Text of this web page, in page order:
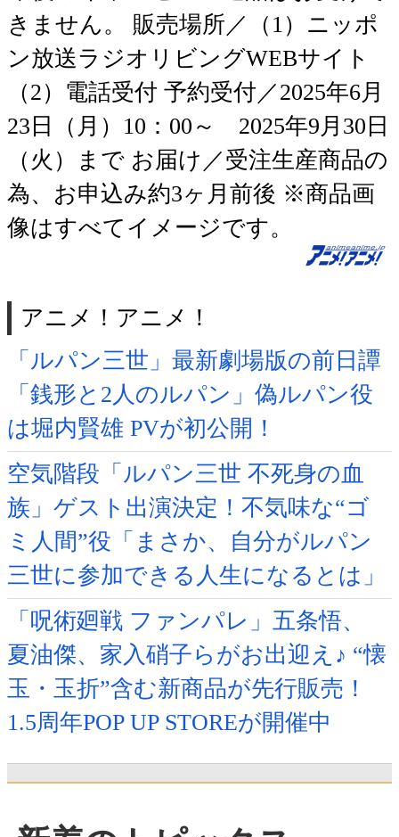
きません。 販売場所／（1）ニッポ
ン放送ラジオリビングWEBサイト
（2）電話受付 予約受付／2025年6月
23日（月）10：00～ 2025年9月30日
（火）まで お届け／受注生産商品の
為、お申込み約3ヶ月前後 ※商品画
像はすべてイメージです。
アニメ！アニメ！
「ルパン三世」最新劇場版の前日譚
「銭形と2人のルパン」偽ルパン役
は堀内賢雄 PVが初公開！
空気階段「ルパン三世 不死身の血
族」ゲスト出演決定！不気味な“ゴ
ミ人間”役「まさか、自分がルパン
三世に参加できる人生になるとは」
「呪術廻戦 ファンパレ」五条悟、
夏油傑、家入硝子らがお出迎え♪ “懐
玉・玉折”含む新商品が先行販売！
1.5周年POP UP STOREが開催中